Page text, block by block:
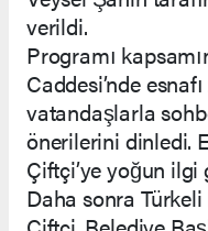
verildi.
Programı
Caddesi’nde
vatandaşlarla
önerilerini dinledi.
Çiftçi’ye yoğun ilgi
Daha sonra